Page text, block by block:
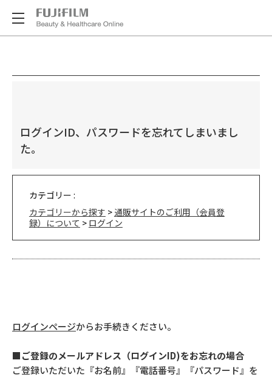
ログインID、パスワードを忘れてしまいまし
た。
カテゴリー :
カテゴリーから探す > 通販サイトのご利用（会員登
録）について > ログイン
ログインページからお手続きください。
■ご登録のメールアドレス（ログインID)をお忘れの場合
ご登録いただいた『お名前』『電話番号』『パスワード』を